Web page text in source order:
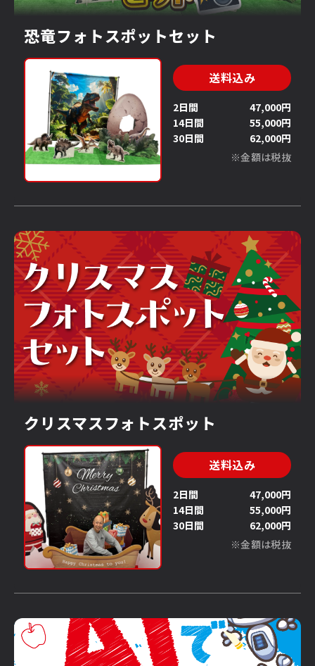
恐竜フォトスポットセット
送料込み
2日間
47,000円
14日間
55,000円
30日間
62,000円
※金額は税抜
クリスマスフォトスポット
送料込み
2日間
47,000円
14日間
55,000円
30日間
62,000円
※金額は税抜